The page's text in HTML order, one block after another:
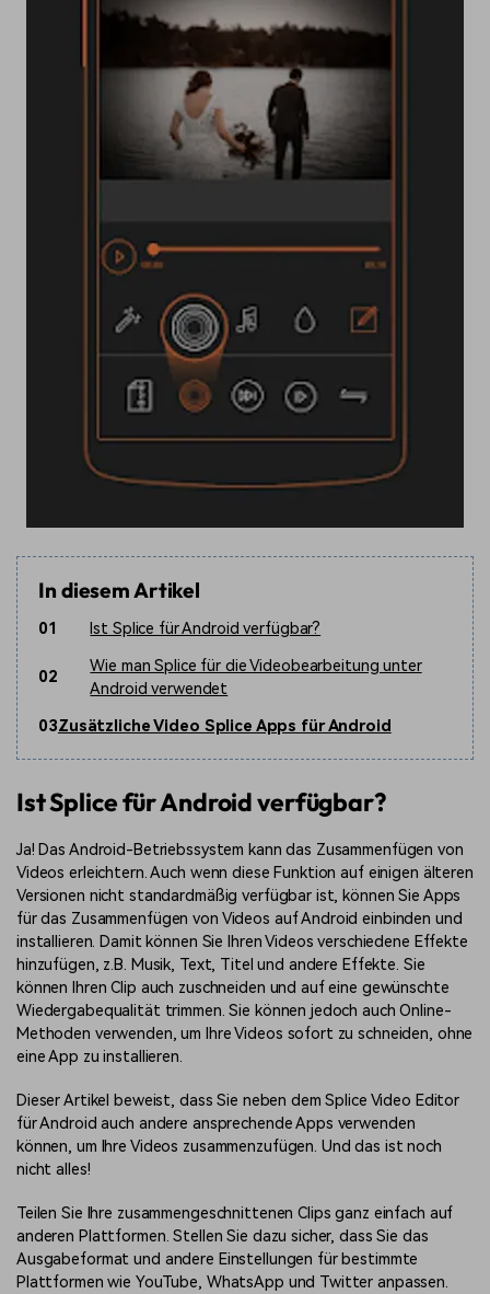
In diesem Artikel
01 Ist Splice für Android verfügbar?
02
Wie man Splice für die Videobearbeitung unter
Android verwendet
03Zusätzliche Video Splice Apps für Android
Ist Splice für Android verfügbar?
Ja! Das Android-Betriebssystem kann das Zusammenfügen von
Videos erleichtern. Auch wenn diese Funktion auf einigen älteren
Versionen nicht standardmäßig verfügbar ist, können Sie Apps
für das Zusammenfügen von Videos auf Android einbinden und
installieren. Damit können Sie Ihren Videos verschiedene Effekte
hinzufügen, z.B. Musik, Text, Titel und andere Effekte. Sie
können Ihren Clip auch zuschneiden und auf eine gewünschte
Wiedergabequalität trimmen. Sie können jedoch auch Online-
Methoden verwenden, um Ihre Videos sofort zu schneiden, ohne
eine App zu installieren.
Dieser Artikel beweist, dass Sie neben dem Splice Video Editor
für Android auch andere ansprechende Apps verwenden
können, um Ihre Videos zusammenzufügen. Und das ist noch
nicht alles!
Teilen Sie Ihre zusammengeschnittenen Clips ganz einfach auf
anderen Plattformen. Stellen Sie dazu sicher, dass Sie das
Ausgabeformat und andere Einstellungen für bestimmte
Plattformen wie YouTube, WhatsApp und Twitter anpassen.